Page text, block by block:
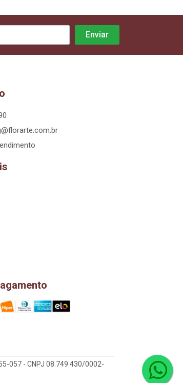
057 - CNPJ 08.749.430/0002-